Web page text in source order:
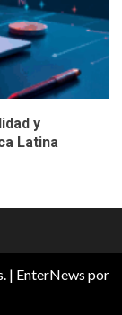
y
Latina
| EnterNews por